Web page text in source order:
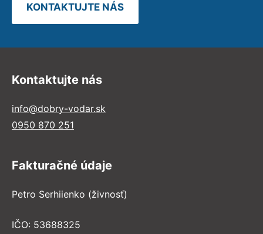
KONTAKTUJTE NÁS
Kontaktujte nás
info@dobry-vodar.sk
0950 870 251
Fakturačné údaje
Petro Serhiienko (živnosť)
IČO: 53688325